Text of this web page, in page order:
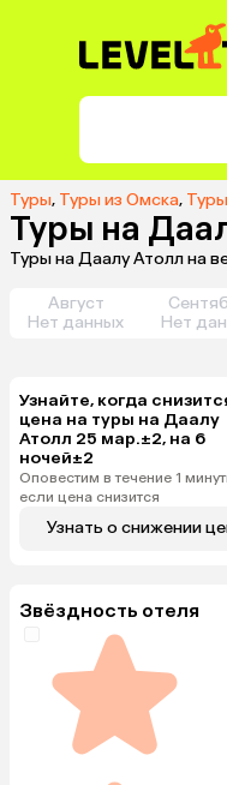
Туры, Туры из Омска,
Туры на
Туры на Даалу Атолл на
Август
Нет данных
Нет
Узнайте, когда
цена на туры на Даалу
Атолл 25 мар.±2, на 6
ночей±2
Оповестим в течение 1
если цена снизится
Узнать о снижении
Звёздность отеля